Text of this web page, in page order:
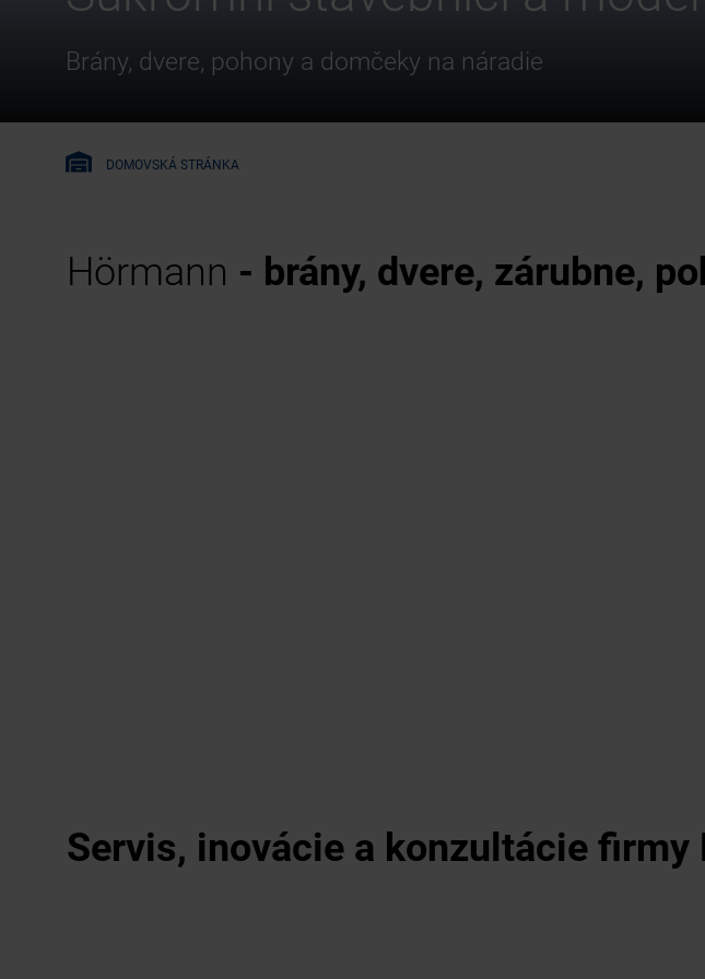
Brány, dvere, pohony a domčeky na náradie
DOMOVSKÁ STRÁNKA
Hörmann - brány, dvere, zárubne,
Servis, inovácie a konzultácie firmy